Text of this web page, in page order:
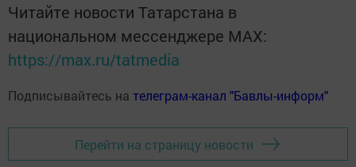
Читайте новости Татарстана в
национальном мессенджере MАХ:
https://max.ru/tatmedia
Подписывайтесь на телеграм-канал "Бавлы-информ"
Перейти на страницу новости